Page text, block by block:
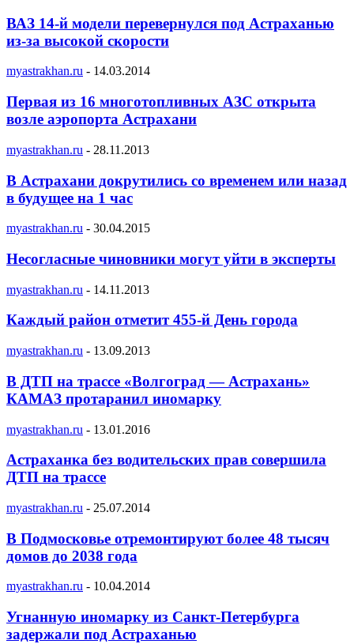
ВАЗ 14-й модели перевернулся под Астраханью
из-за высокой скорости
myastrakhan.ru - 14.03.2014
Первая из 16 многотопливных АЗС открыта
возле аэропорта Астрахани
myastrakhan.ru - 28.11.2013
В Астрахани докрутились со временем или назад
в будущее на 1 час
myastrakhan.ru - 30.04.2015
Несогласные чиновники могут уйти в эксперты
myastrakhan.ru - 14.11.2013
Каждый район отметит 455-й День города
myastrakhan.ru - 13.09.2013
В ДТП на трассе «Волгоград — Астрахань»
КАМАЗ протаранил иномарку
myastrakhan.ru - 13.01.2016
Астраханка без водительских прав совершила
ДТП на трассе
myastrakhan.ru - 25.07.2014
В Подмосковье отремонтируют более 48 тысяч
домов до 2038 года
myastrakhan.ru - 10.04.2014
Угнанную иномарку из Санкт-Петербурга
задержали под Астраханью